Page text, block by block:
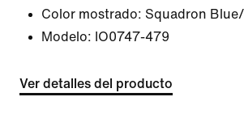
Color mostrado: Squadron
Modelo: IO0747-479
Ver detalles del producto